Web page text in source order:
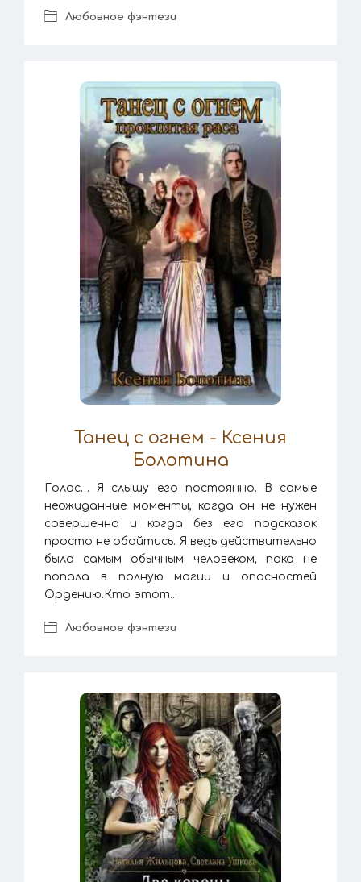
Любовное фэнтези
Танец с огнем - Ксения
Болотина
Голос… Я слышу его постоянно. В самые
неожиданные моменты, когда он не нужен
совершенно и когда без его подсказок
просто не обойтись. Я ведь действительно
была самым обычным человеком, пока не
попала в полную магии и опасностей
Ордению.Кто этот...
Любовное фэнтези